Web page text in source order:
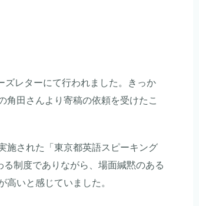
レターにて行われました。きっか
角田さんより寄稿の依頼を受けたこ
施された「東京都英語スピーキング
制度でありながら、場面緘黙のある
いと感じていました。